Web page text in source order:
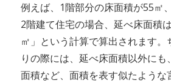
例えば、1階部分の床面積が55㎡
2階建て住宅の場合、延べ床面積
㎡」という計算で算出されます。
りの際には、延べ床面積以外に
面積など、面積を表す似たような